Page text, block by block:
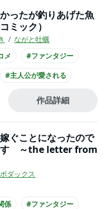
ったが釣りあげた魚
ミック）
ながと牡蠣
メ
#ファンタジー
#主人公が愛される
#王子様系男子
作品詳細
ぐことになったので
す ～the letter from
ボダックス
係
#ファンタジー